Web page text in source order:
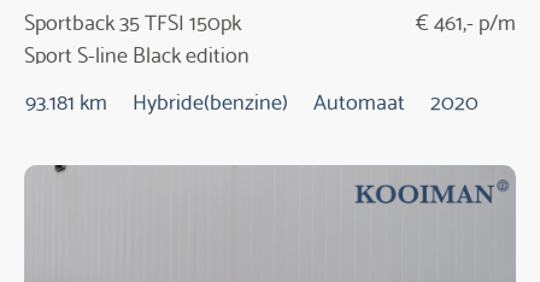
Sportback 35 TFSI 150pk
Sport S-line Black edition
Automaat
€ 461,- p/m
93.181 km Hybride(benzine) Automaat 2020